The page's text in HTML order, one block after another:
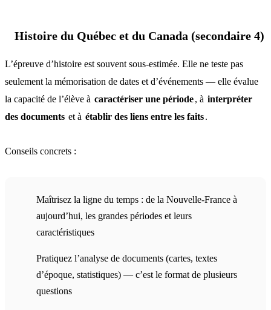
Histoire du Québec et du Canada (secondaire 4)
L’épreuve d’histoire est souvent sous-estimée. Elle ne teste pas
seulement la mémorisation de dates et d’événements — elle évalue
la capacité de l’élève à caractériser une période, à interpréter
des documents et à établir des liens entre les faits.
Conseils concrets :
Maîtrisez la ligne du temps : de la Nouvelle-France à
aujourd’hui, les grandes périodes et leurs
caractéristiques
Pratiquez l’analyse de documents (cartes, textes
d’époque, statistiques) — c’est le format de plusieurs
questions